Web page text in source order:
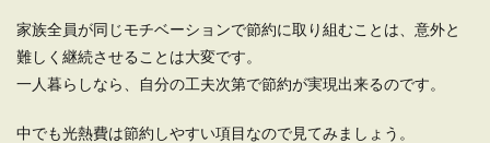
家族全員が同じモチベーションで節約に取り組むことは、意外と
難しく継続させることは大変です。
一人暮らしなら、自分の工夫次第で節約が実現出来るのです。
中でも光熱費は節約しやすい項目なので見てみましょう。